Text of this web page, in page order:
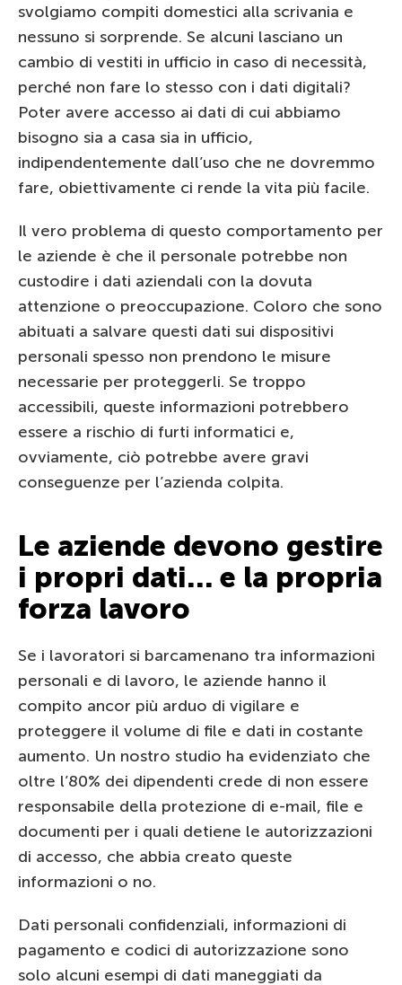
svolgiamo compiti domestici alla scrivania e
nessuno si sorprende. Se alcuni lasciano un
cambio di vestiti in ufficio in caso di necessità,
perché non fare lo stesso con i dati digitali?
Poter avere accesso ai dati di cui abbiamo
bisogno sia a casa sia in ufficio,
indipendentemente dall’uso che ne dovremmo
fare, obiettivamente ci rende la vita più facile.
Il vero problema di questo comportamento per
le aziende è che il personale potrebbe non
custodire i dati aziendali con la dovuta
attenzione o preoccupazione. Coloro che sono
abituati a salvare questi dati sui dispositivi
personali spesso non prendono le misure
necessarie per proteggerli. Se troppo
accessibili, queste informazioni potrebbero
essere a rischio di furti informatici e,
ovviamente, ciò potrebbe avere gravi
conseguenze per l’azienda colpita.
Le aziende devono gestire
i propri dati… e la propria
forza lavoro
Se i lavoratori si barcamenano tra informazioni
personali e di lavoro, le aziende hanno il
compito ancor più arduo di vigilare e
proteggere il volume di file e dati in costante
aumento. Un nostro studio ha evidenziato che
oltre l’80% dei dipendenti crede di non essere
responsabile della protezione di e-mail, file e
documenti per i quali detiene le autorizzazioni
di accesso, che abbia creato queste
informazioni o no.
Dati personali confidenziali, informazioni di
pagamento e codici di autorizzazione sono
solo alcuni esempi di dati maneggiati da